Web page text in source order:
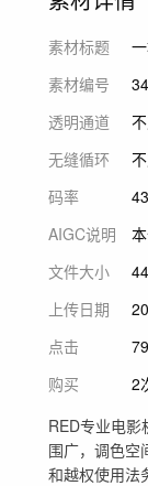
素材标题
素材编号
透明通道
无缝循环
码率
AIGC说明
文件大小
上传日期
点击
购买
2
RED专业电
围广，调色空
和越权使用法